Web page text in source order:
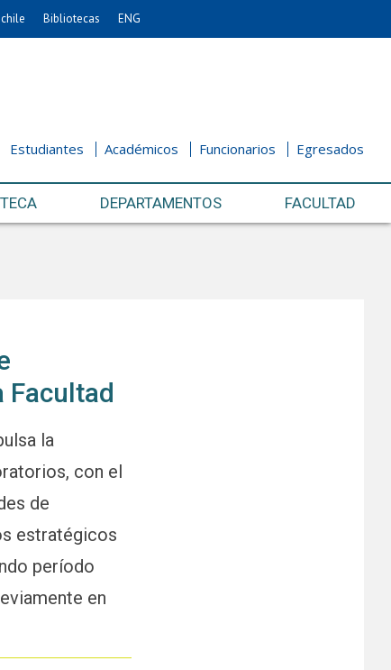
Bibliotecas ENG
Estudiantes Académicos Funcionarios Egresados
DEPARTAMENTOS FACULTAD
Facultad
la
con el
de
estratégicos
período
en